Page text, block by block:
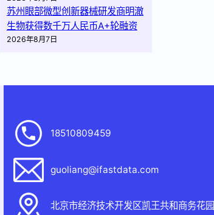
苏州眼部微型创新器械研发商明澈
生物获得数千万人民币A+轮融资
2026年8月7日
18510809459
guoliang@ifastdata.com
北京市经济技术开发区凯王共和商务花园